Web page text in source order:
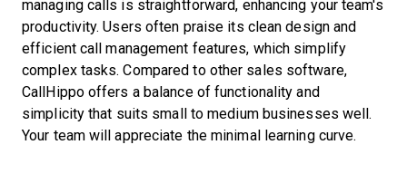
managing calls is straightforward, enhancing your team's
productivity. Users often praise its clean design and
efficient call management features, which simplify
complex tasks. Compared to other sales software,
CallHippo offers a balance of functionality and
simplicity that suits small to medium businesses well.
Your team will appreciate the minimal learning curve.